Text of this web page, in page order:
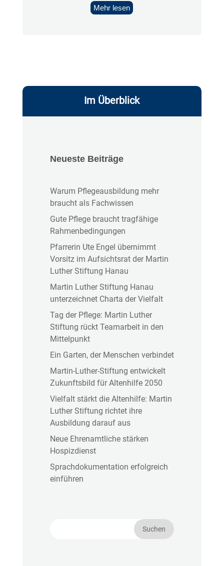
Mehr lesen
Im Überblick
Neueste Beiträge
Warum Pflegeausbildung mehr
braucht als Fachwissen
Gute Pflege braucht tragfähige
Rahmenbedingungen
Pfarrerin Ute Engel übernimmt
Vorsitz im Aufsichtsrat der Martin
Luther Stiftung Hanau
Martin Luther Stiftung Hanau
unterzeichnet Charta der Vielfalt
Tag der Pflege: Martin Luther
Stiftung rückt Teamarbeit in den
Mittelpunkt
Ein Garten, der Menschen verbindet
Martin-Luther-Stiftung entwickelt
Zukunftsbild für Altenhilfe 2050
Vielfalt stärkt die Altenhilfe: Martin
Luther Stiftung richtet ihre
Ausbildung darauf aus
Neue Ehrenamtliche stärken
Hospizdienst
Sprachdokumentation erfolgreich
einführen